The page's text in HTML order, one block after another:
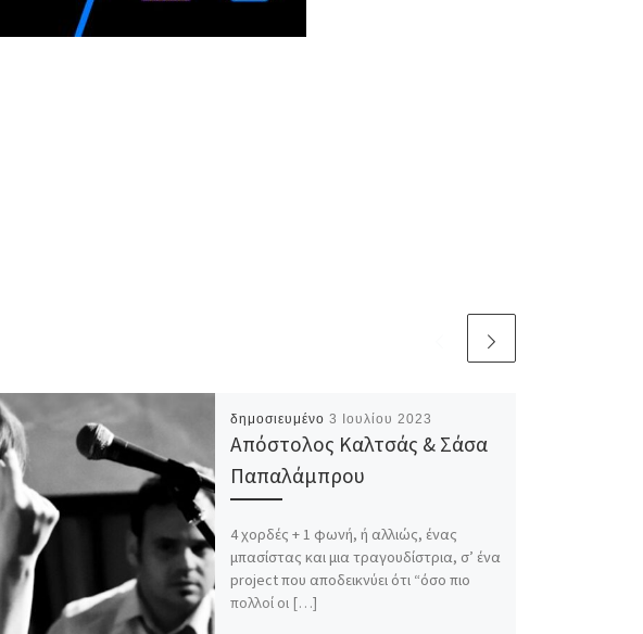
δημοσιευμένο 3 Ιουλίου 2023
Απόστολος Καλτσάς & Σάσα
Παπαλάμπρου
4 χορδές + 1 φωνή, ή αλλιώς, ένας
μπασίστας και μια τραγουδίστρια, σ’ ένα
project που αποδεικνύει ότι “όσο πιο
πολλοί οι […]